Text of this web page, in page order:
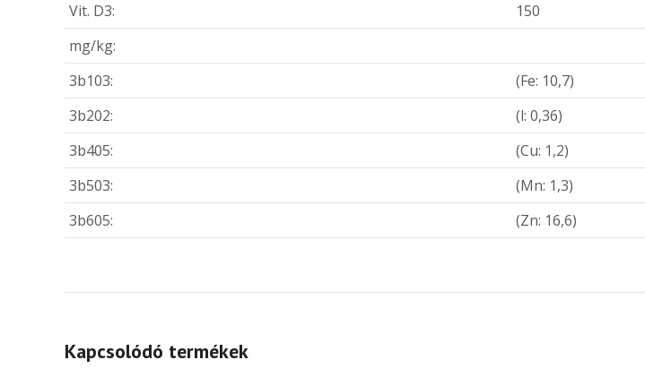
Vit. D3:
150
mg/kg:
3b103:
(Fe: 10,7)
3b202:
(l: 0,36)
3b405:
(Cu: 1,2)
3b503:
(Mn: 1,3)
3b605:
(Zn: 16,6)
Kapcsolódó termékek